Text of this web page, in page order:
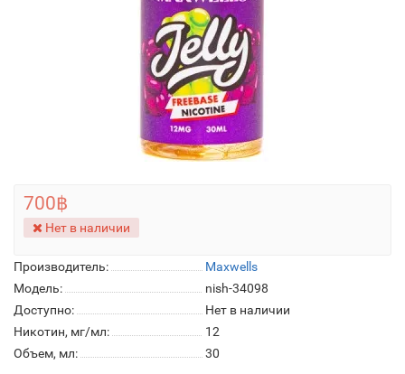
Производитель:
Maxwells
Модель:
nish-34098
Доступно:
Нет в наличии
Никотин, мг/мл:
12
Объем, мл:
30
700฿
Нет в наличии